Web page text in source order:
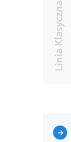
Linia Klasyczna